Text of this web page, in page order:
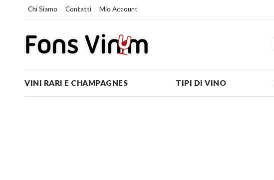
Chi Siamo Contatti Mio Account
VINI RARI E CHAMPAGNES TIPI DI VINO